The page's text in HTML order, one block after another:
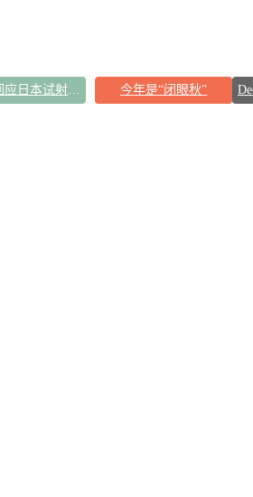
国防部回应日本试射“战斧”导弹 今年是“闭眼秋”